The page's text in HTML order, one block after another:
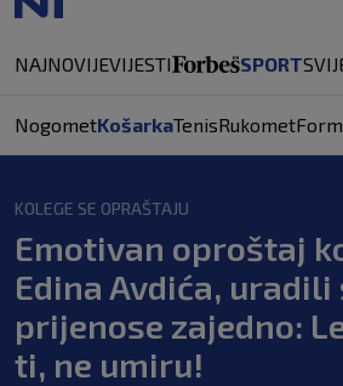
NAJNOVIJEVIJESTI SPORT
NogometKošarkaTenisRukomet
KOLEGE SE OPRAŠTAJU
Emotivan oproštaj
Edina Avdića, uradili
prijenose zajedno:
ti, ne umiru!